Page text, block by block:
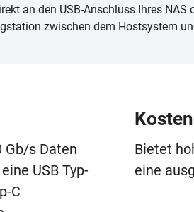
an den USB-Anschluss Ihres NAS
zwischen dem Hostsystem
Gb/s Daten
USB Typ-
C
Bietet
eine